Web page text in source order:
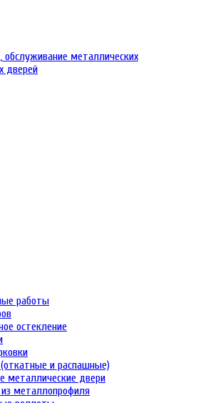
обслуживание металлических
дверей
работы
остекление
и распашные)
металлические двери
металлопрофиля